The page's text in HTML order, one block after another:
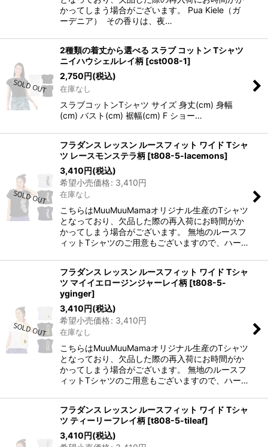
かってしまう場合がございます。 Pua Kiele（ガ
ーデニア） その香りは、夜…
2種類の着丈から選べる スラブ コットン Tシャツ
ニイハウシェルレイ柄 [cst008-1]
2,750円(税込)
在庫なし
スラブコットンTシャツ サイズ 身丈(cm) 身幅
(cm) バスト(cm) 裾幅(cm) F ショー…
フラダンス レッスン ルースフィット ワイド Tシャ
ツ レースモンステラ柄 [t808-5-lacemons]
3,410円(税込)
希望小売価格: 3,410円
在庫なし
こちらはMuuMuuMamaオリジナル生産のTシャツ
となっており、欠品した際の再入荷にお時間がか
かってしまう場合がございます。 無地のルースフ
ィットTシャツのご用意もございますので、ハー…
フラダンス レッスン ルースフィット ワイド Tシャ
ツ マイイエロージンジャーレイ柄 [t808-5-
yginger]
3,410円(税込)
希望小売価格: 3,410円
在庫なし
こちらはMuuMuuMamaオリジナル生産のTシャツ
となっており、欠品した際の再入荷にお時間がか
かってしまう場合がございます。 無地のルースフ
ィットTシャツのご用意もございますので、ハー…
フラダンス レッスン ルースフィット ワイド Tシャ
ツ ティーリーフレイ柄 [t808-5-tileaf]
3,410円(税込)